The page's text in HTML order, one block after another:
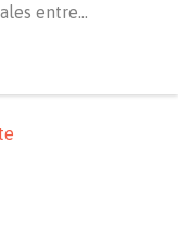
entre…